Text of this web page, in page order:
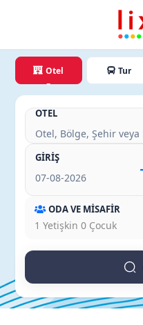
Otel Tur
OTEL
GİRİŞ
ODA VE MİSAFİR
1 Yetişkin 0 Çocuk